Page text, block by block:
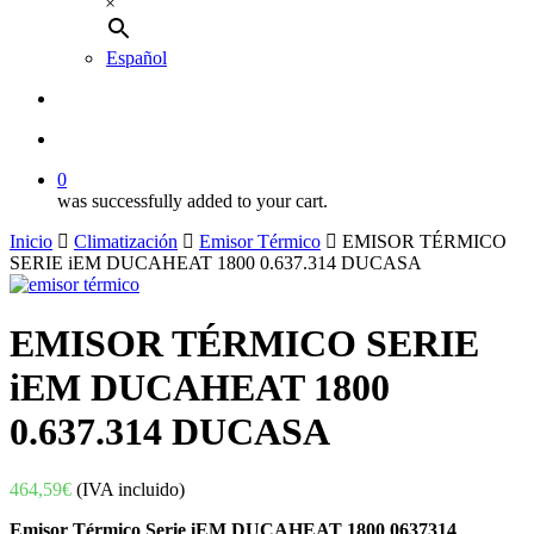
Español
0
was successfully added to your cart.
Inicio
Climatización Emisor Térmico
EMISOR TÉRMICO
SERIE iEM DUCAHEAT 1800 0.637.314 DUCASA
EMISOR TÉRMICO SERIE
iEM DUCAHEAT 1800
0.637.314 DUCASA
464,59€ (IVA incluido)